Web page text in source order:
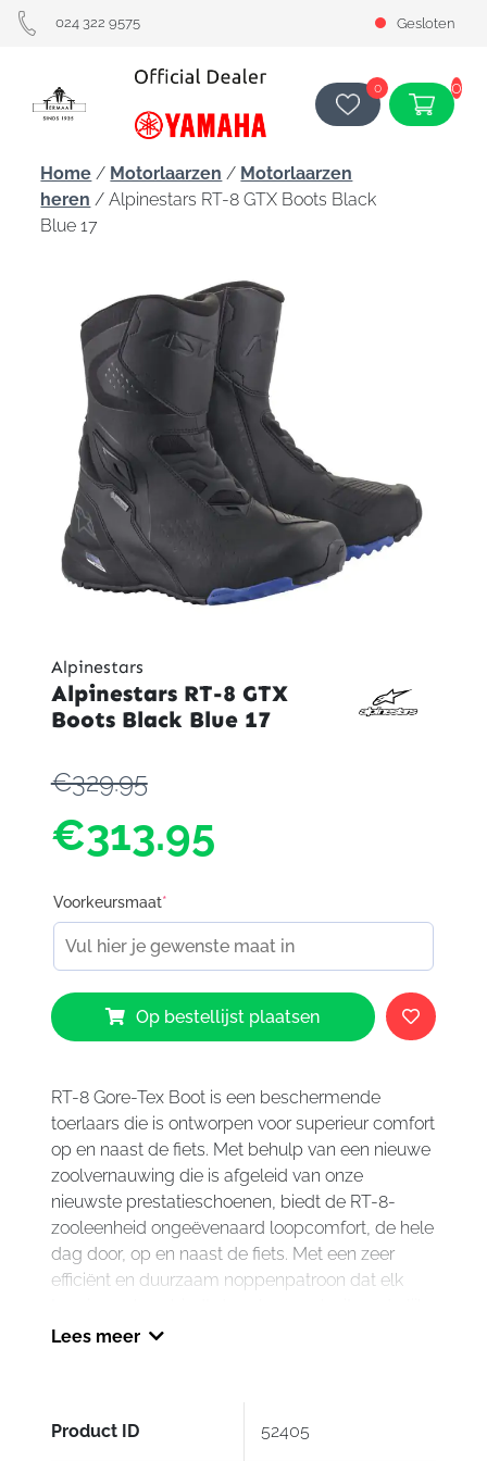
024 322 9575 Gesloten
0 0
Home / Motorlaarzen / Motorlaarzen
heren / Alpinestars RT-8 GTX Boots Black
Blue 17
Alpinestars
Alpinestars RT-8 GTX
Boots Black Blue 17
€329.95
€313.95
Voorkeursmaat*
Alpinestars
RT-
Boots
Black
Blue
17
aantal
Op bestellijst plaatsen
RT-8 Gore-Tex Boot is een beschermende
toerlaars die is ontworpen voor superieur comfort
op en naast de fiets. Met behulp van een nieuwe
zoolvernauwing die is afgeleid van onze
nieuwste prestatieschoenen, biedt de RT-8-
zooleenheid ongeëvenaard loopcomfort, de hele
dag door, op en naast de fiets. Met een zeer
efficiënt en duurzaam noppenpatroon dat elk
bescherming en rijgevoel, terwijl het compacte
Kenmerken:
Lees meer
Product ID 52405